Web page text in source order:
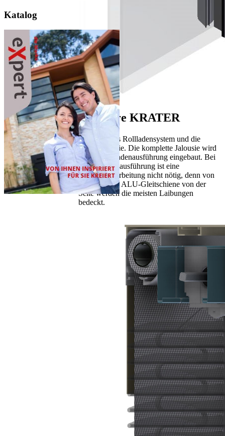
Raffstore KRATER
verbindet das Rollladensystem und die
Außenjalousie. Die komplette Jalousie wird
vor der Fassadenausführung eingebaut. Bei
der Fassadenausführung ist eine
Laibungsbearbeitung nicht nötig, denn von
der massiven ALU-Gleitschiene von der
Seite werden die meisten Laibungen
bedeckt.
Katalog